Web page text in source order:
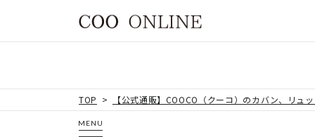
TOP 【公式通販】COOCO（クーコ）のカバン、リュ
MENU